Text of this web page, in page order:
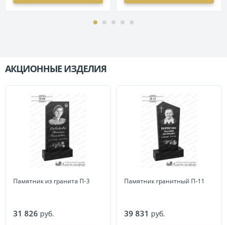
АКЦИОННЫЕ ИЗДЕЛИЯ
Памятник из гранита П-3
31 826 руб.
Памятник гранитный П-11
39 831 руб.